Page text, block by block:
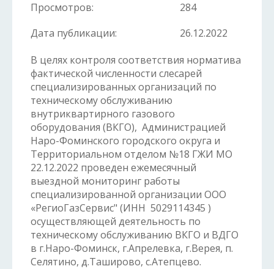
Просмотров:
284
Дата публикации:
26.12.2022
В целях контроля соответствия норматива
фактической численности слесарей
специализированных организаций по
техническому обслуживанию
внутриквартирного газового
оборудования (ВКГО), Администрацией
Наро-Фоминского городского округа и
Территориальном отделом №18 ГЖИ МО
22.12.2022 проведен ежемесячный
выездной мониторинг работы
специализированной организации ООО
«РегиоГазСервис" (ИНН 5029114345 )
осуществляющей деятельность по
техническому обслуживанию ВКГО и ВДГО
в г.Наро-Фоминск, г.Апрелевка, г.Верея, п.
Селятино, д.Таширово, с.Атепцево.